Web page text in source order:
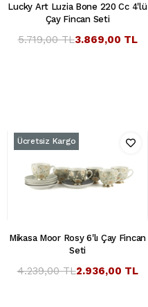
Lucky Art Luzia Bone 220 Cc 4'lü
Çay Fincan Seti
3.869,00 TL
5.719,00 TL
Mikasa Moor Rosy 6'lı Çay Fincan
Seti
2.936,00 TL
4.239,00 TL
Ücretsiz Kargo